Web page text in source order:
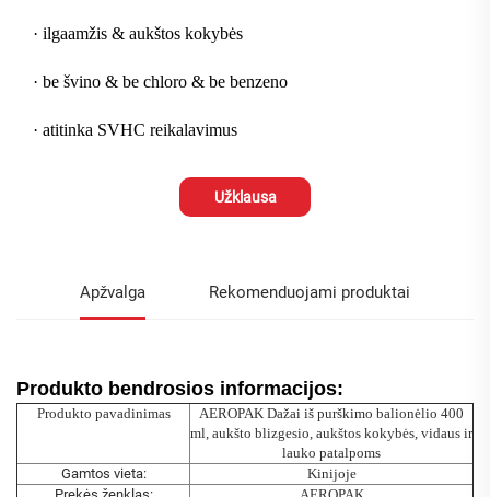
· ilgaamžis & aukštos kokybės
· be švino & be chloro & be benzeno
· atitinka SVHC reikalavimus
Užklausa
Apžvalga Rekomenduojami produktai
Produkto bendrosios informacijos:
Produkto pavadinimas
AEROPAK Dažai iš purškimo balionėlio 400
ml, aukšto blizgesio, aukštos kokybės, vidaus ir
lauko patalpoms
Gamtos vieta:
Kinijoje